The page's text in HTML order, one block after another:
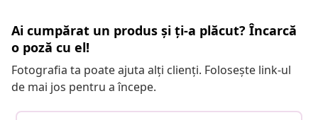
Ai cumpărat un produs și ți-a plăcut? Încarcă
o poză cu el!
Fotografia ta poate ajuta alți clienți. Folosește link-ul
de mai jos pentru a începe.